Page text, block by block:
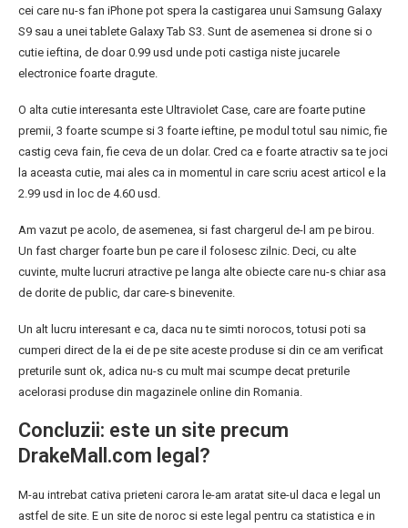
cei care nu-s fan iPhone pot spera la castigarea unui Samsung Galaxy
S9 sau a unei tablete Galaxy Tab S3. Sunt de asemenea si drone si o
cutie ieftina, de doar 0.99 usd unde poti castiga niste jucarele
electronice foarte dragute.
O alta cutie interesanta este Ultraviolet Case, care are foarte putine
premii, 3 foarte scumpe si 3 foarte ieftine, pe modul totul sau nimic, fie
castig ceva fain, fie ceva de un dolar. Cred ca e foarte atractiv sa te joci
la aceasta cutie, mai ales ca in momentul in care scriu acest articol e la
2.99 usd in loc de 4.60 usd.
Am vazut pe acolo, de asemenea, si fast chargerul de-l am pe birou.
Un fast charger foarte bun pe care il folosesc zilnic. Deci, cu alte
cuvinte, multe lucruri atractive pe langa alte obiecte care nu-s chiar asa
de dorite de public, dar care-s binevenite.
Un alt lucru interesant e ca, daca nu te simti norocos, totusi poti sa
cumperi direct de la ei de pe site aceste produse si din ce am verificat
preturile sunt ok, adica nu-s cu mult mai scumpe decat preturile
acelorasi produse din magazinele online din Romania.
Concluzii: este un site precum
DrakeMall.com legal?
M-au intrebat cativa prieteni carora le-am aratat site-ul daca e legal un
astfel de site. E un site de noroc si este legal pentru ca statistica e in